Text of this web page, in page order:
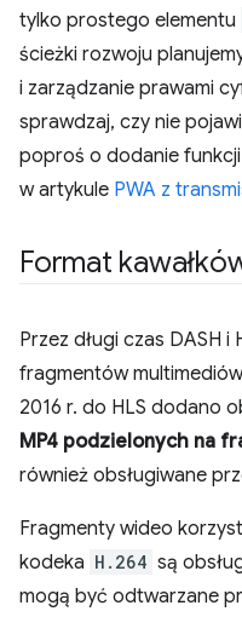
tylko prostego elementu
ścieżki rozwoju
i zarządzanie prawami
sprawdzaj, czy nie
poproś o dodanie
w artykule PWA z
Format
Przez długi czas DASH i
fragmentów
2016 r. do HLS dodano
MP4 podzielonych na
również obsługiwane
Fragmenty wideo
kodeka H.264 są
mogą być odtwarzane